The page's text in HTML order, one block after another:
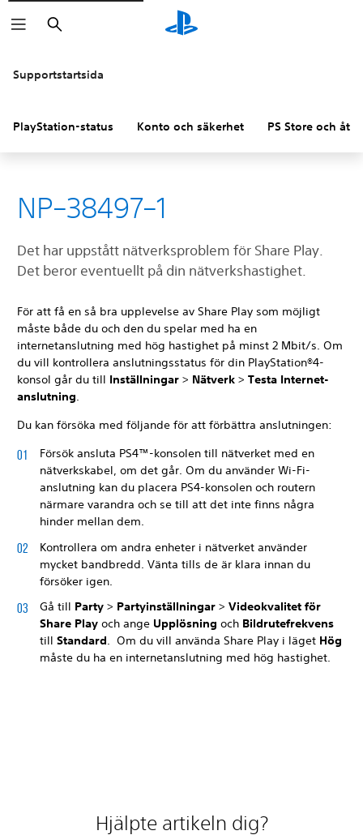
Sök
Supportstartsida
PlayStation-status Konto och säkerhet PS Store och
NP–38497–1
Det har uppstått nätverksproblem för Share Play.
Det beror eventuellt på din nätverkshastighet.
För att få en så bra upplevelse av Share Play som möjligt
måste både du och den du spelar med ha en
internetanslutning med hög hastighet på minst 2 Mbit/s. Om
du vill kontrollera anslutningsstatus för din PlayStation®4-
konsol går du till Inställningar > Nätverk > Testa Internet-
anslutning.
Du kan försöka med följande för att förbättra anslutningen:
Försök ansluta PS4™-konsolen till nätverket med en
nätverkskabel, om det går. Om du använder Wi-Fi-
anslutning kan du placera PS4-konsolen och routern
närmare varandra och se till att det inte finns några
hinder mellan dem.
Kontrollera om andra enheter i nätverket använder
mycket bandbredd. Vänta tills de är klara innan du
försöker igen.
Gå till Party > Partyinställningar > Videokvalitet för
Share Play och ange Upplösning och Bildrutefrekvens
till Standard. Om du vill använda Share Play i läget Hög
måste du ha en internetanslutning med hög hastighet.
Hjälpte artikeln dig?